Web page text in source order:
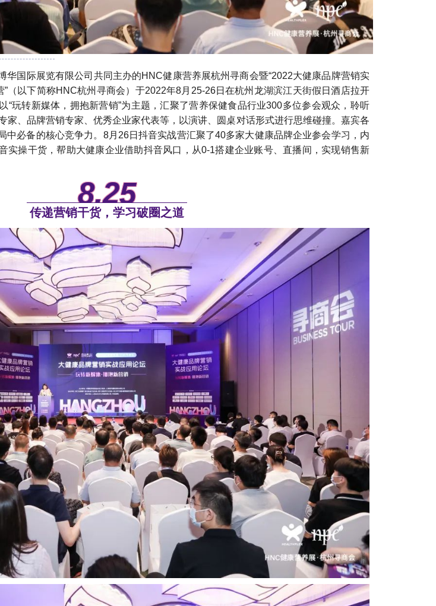
华国际展览有限公司共同主办的HNC健康营养展杭州寻商会暨“2022大健康品牌营销实
”（以下简称HNC杭州寻商会）于2022年8月25-26日在杭州龙湖滨江天街假日酒店拉开
“玩转新媒体，拥抱新营销”为主题，汇聚了营养保健食品行业300多位参会观众，聆听
家、品牌营销专家、优秀企业家代表等，以演讲、圆桌对话形式进行思维碰撞。嘉宾各
中必备的核心竞争力。8月26日抖音实战营汇聚了40多家大健康品牌企业参会学习，内
实操干货，帮助大健康企业借助抖音风口，从0-1搭建企业账号、直播间，实现销售新
8.25
传递营销干货，学习破圈之道